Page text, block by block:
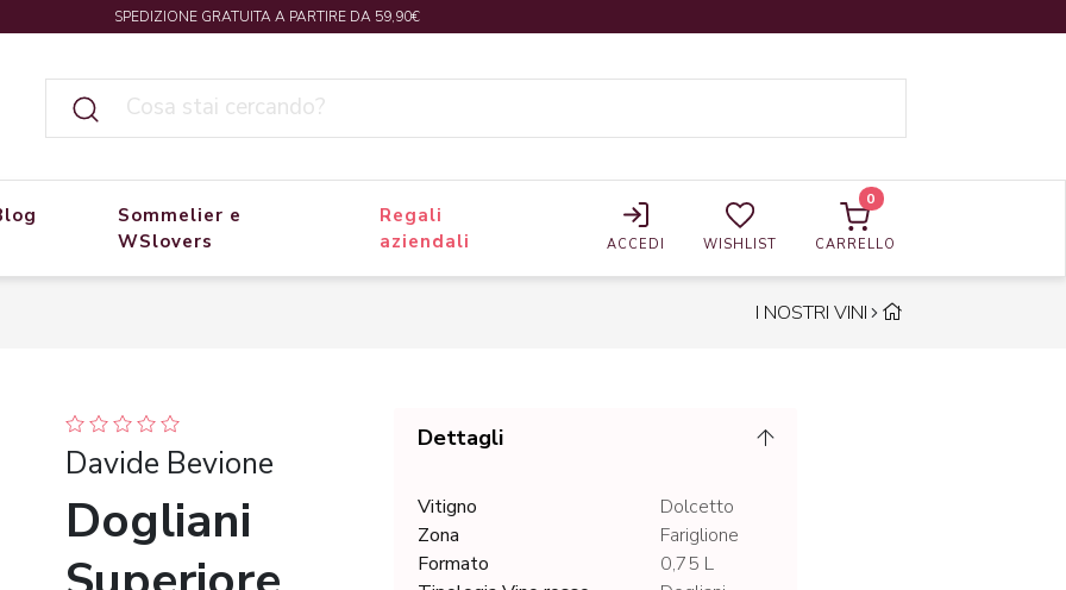
SPEDIZIONE GRATUITA A PARTIRE DA 59,90€
Blog
Sommelier e
WSlovers
Regali
aziendali
ACCEDI WISHLIST
0
CARRELLO
I NOSTRI VINI
Davide Bevione
Dogliani
Dettagli
Vitigno
Dolcetto
Zona
Fariglione
Formato
0,75 L